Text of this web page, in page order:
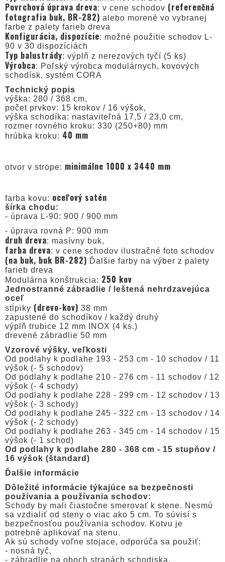
Povrchová úprava dreva: v cene schodov (referenčná
fotografia buk, BR-282) alebo morené vo vybranej
farbe z palety farieb dreva
Konfigurácia, dispozície: možné použitie schodov L-
90 v 30 dispozíciách
Typ balustrády: výplň z nerezových tyčí (5 ks)
Výrobca: Poľský výrobca modulárnych, kovových
schodísk, systém CORA
Technický popis
výška: 280 / 368 cm,
počet prvkov: 15 krokov / 16 výšok,
výška schodíka: nastaviteľná 17,5 / 23,0 cm,
rozmer rovného kroku: 330 (250+80) mm
hrúbka kroku: 40 mm
otvor v strope: minimálne 1000 x 3440 mm
farba kovu: oceľový satén
šírka chodu:
- úprava L-90: 900 / 900 mm
- úprava rovná P: 900 mm
druh dreva: masívny buk,
farba dreva: v cene schodov ilustračné foto schodov
(na buk, buk BR-282) Ďalšie farby na výber z palety
farieb dreva
Modulárna konštrukcia: 250 kov
Jednostranné zábradlie / leštená nehrdzavejúca
oceľ
stĺpiky (drevo-kov) 38 mm
zapustené do schodíkov / každý druhý
výplň trubice 12 mm INOX (4 ks.)
drevené zábradlie 50 mm
Vzorové výšky, veľkosti
Od podlahy k podlahe 193 - 253 cm - 10 schodov / 11
výšok (- 5 schodov)
Od podlahy k podlahe 210 - 276 cm - 11 schodov / 12
výšok (- 4 schody)
Od podlahy k podlahe 228 - 299 cm - 12 schodov / 13
výšok (- 3 schody)
Od podlahy k podlahe 245 - 322 cm - 13 schodov / 14
výšok (- 2 schody)
Od podlahy k podlahe 263 - 345 cm - 14 schodov / 15
výšok (- 1 schod)
Od podlahy k podlahe 280 - 368 cm - 15 stupňov /
16 výšok (štandard)
Ďalšie informácie
Dôležité informácie týkajúce sa bezpečnosti
používania a používania schodov:
Schody by mali čiastočne smerovať k stene. Nesmú
sa vzdialiť od steny o viac ako 5 cm. To súvisí s
bezpečnosťou používania schodov. Kotvu je
potrebné aplikovať na stenu.
Ak sú schody voľne stojace, odporúča sa použiť:
- nosná tyč,
- zábradlie na oboch stranách schodiska,